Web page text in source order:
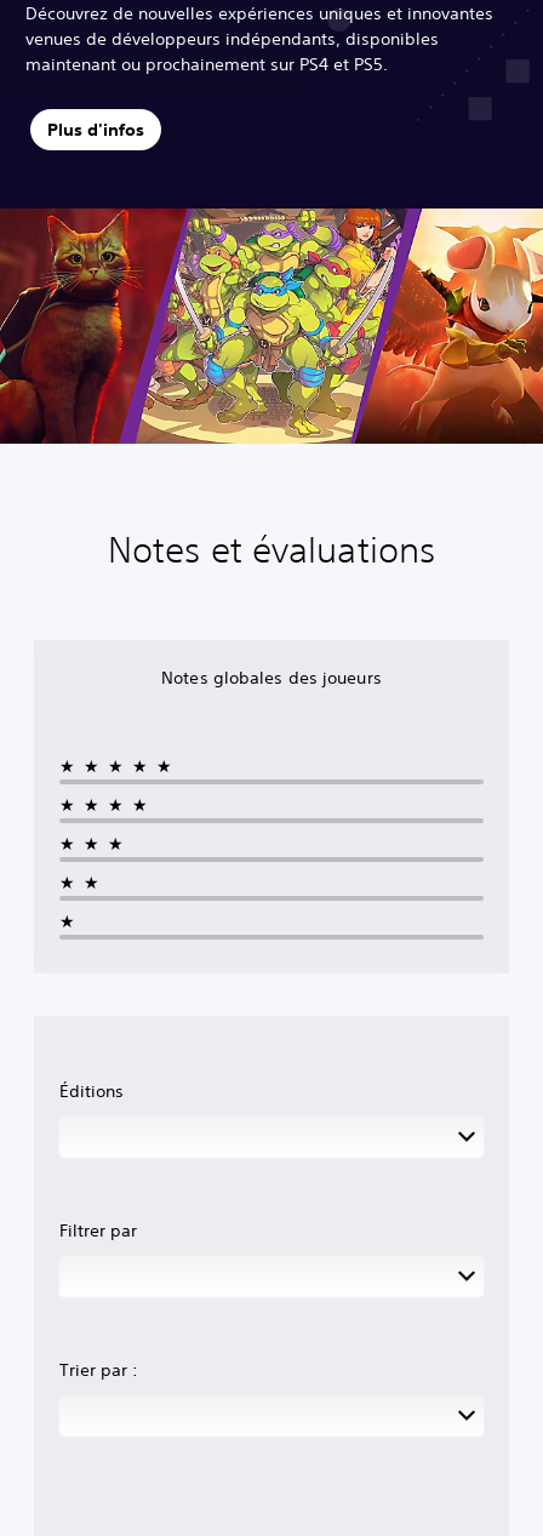
Découvrez de nouvelles expériences uniques et innovantes
venues de développeurs indépendants, disponibles
maintenant ou prochainement sur PS4 et PS5.
Plus d'infos
Notes et évaluations
Notes globales des joueurs
★★★★★
★★★★
★★★
★★
★
Éditions
Filtrer par
Trier par :